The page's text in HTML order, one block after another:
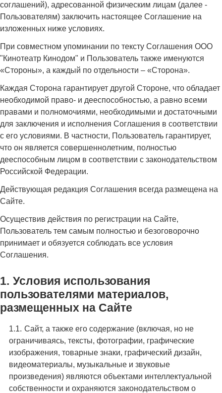
соглашений), адресованной физическим лицам (далее -
Пользователям) заключить настоящее Соглашение на
изложенных ниже условиях.
При совместном упоминании по тексту Соглашения ООО
"Кинотеатр Кинодом" и Пользователь также именуются
«Стороны», а каждый по отдельности – «Сторона».
Каждая Сторона гарантирует другой Стороне, что обладает
необходимой право- и дееспособностью, а равно всеми
правами и полномочиями, необходимыми и достаточными
для заключения и исполнения Соглашения в соответствии
с его условиями. В частности, Пользователь гарантирует,
что он является совершеннолетним, полностью
дееспособным лицом в соответствии с законодательством
Российской Федерации.
Действующая редакция Соглашения всегда размещена на
Сайте.
Осуществив действия по регистрации на Сайте,
Пользователь тем самым полностью и безоговорочно
принимает и обязуется соблюдать все условия
Соглашения.
Условия использования
пользователями материалов,
размещенных на Сайте
Сайт, а также его содержание (включая, но не
ограничиваясь, тексты, фотографии, графические
изображения, товарные знаки, графический дизайн,
видеоматериалы, музыкальные и звуковые
произведения) являются объектами интеллектуальной
собственности и охраняются законодательством о